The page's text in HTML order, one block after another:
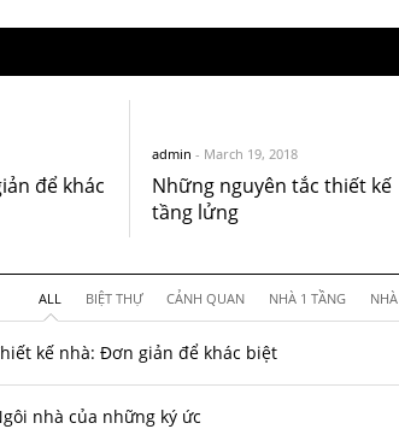
để khác
admin - March 19, 2018
Những nguyên tắc thiết kế
tầng lửng
ALL BIỆT THỰ CẢNH QUAN NHÀ 1 TẦNG
kế nhà: Đơn giản để khác biệt
nhà của những ký ức